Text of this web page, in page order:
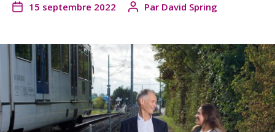
15 septembre 2022 Par David Spring